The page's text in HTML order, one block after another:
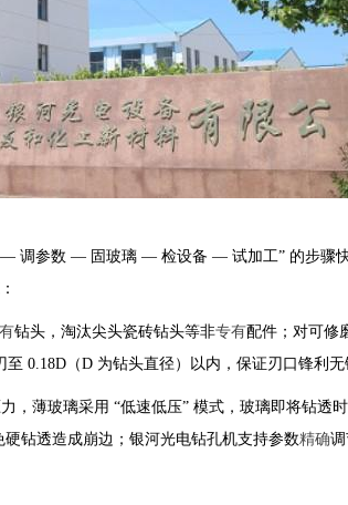
— 调参数 — 固玻璃 — 检设备 — 试加工” 的步骤
钻头，淘汰尖头瓷砖钻头等非专有配件；对可修
0.18D（D 为钻头直径）以内，保证刃口锋利无
，薄玻璃采用 “低速低压” 模式，玻璃即将钻透
钻透造成崩边；银河光电钻孔机支持参数精确